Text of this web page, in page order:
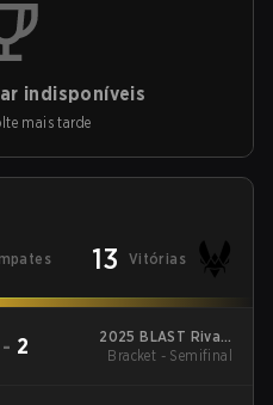
indisponíveis
mais tarde
13 Vitórias
- 2
2025 BLAST Rivals
Spring
Bracket - Semifinal